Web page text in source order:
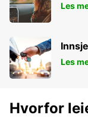
Les
Les
Hvorfor